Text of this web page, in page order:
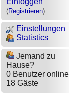
(Registrieren)
Einstellungen
Statistics
Jemand zu
Hause?
0 Benutzer online
18 Gäste